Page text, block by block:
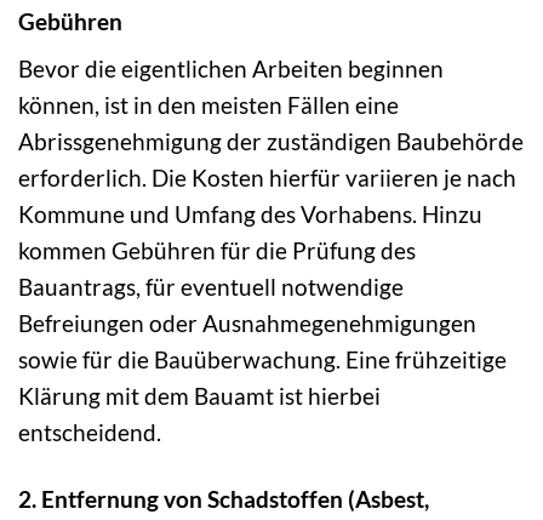
Gebühren
Bevor die eigentlichen Arbeiten beginnen
können, ist in den meisten Fällen eine
Abrissgenehmigung der zuständigen Baubehörde
erforderlich. Die Kosten hierfür variieren je nach
Kommune und Umfang des Vorhabens. Hinzu
kommen Gebühren für die Prüfung des
Bauantrags, für eventuell notwendige
Befreiungen oder Ausnahmegenehmigungen
sowie für die Bauüberwachung. Eine frühzeitige
Klärung mit dem Bauamt ist hierbei
entscheidend.
2. Entfernung von Schadstoffen (Asbest,